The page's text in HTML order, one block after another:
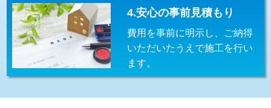
給水管工事※（ホール加工) 16,500円
給水管工事※（バンド止め) 3,300円
給水管工事※（支持金具設置)
4.安心の事前見積もり
費用を事前に明示し、ご納得
いただいたうえで施工を行い
ます。